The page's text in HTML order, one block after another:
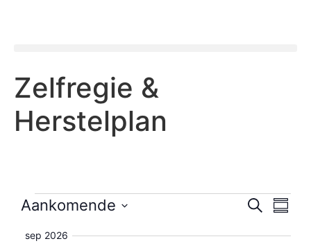
Zelfregie &
Herstelplan
Zoeken
Aankomende
datum
sep 2026